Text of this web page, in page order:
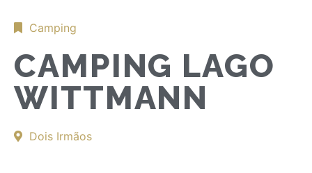
Camping
CAMPING LAGO
WITTMANN
Dois Irmãos